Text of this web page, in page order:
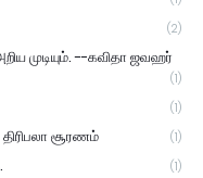
(2)
முடியும். --கவிதா ஜவஹர்
(1)
(1)
சூரணம் (1)
(1)